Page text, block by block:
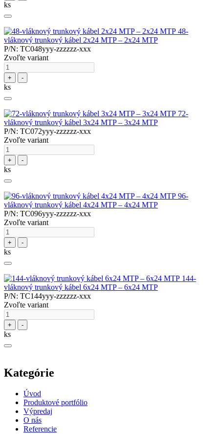
ks
48-
vláknový trunkový kábel 2x24 MTP – 2x24 MTP
P/N: TC048yyy-zzzzzz-xxx
Zvoľte variant
+ -
ks
72-
vláknový trunkový kábel 3x24 MTP – 3x24 MTP
P/N: TC072yyy-zzzzzz-xxx
Zvoľte variant
+ -
ks
96-
vláknový trunkový kábel 4x24 MTP – 4x24 MTP
P/N: TC096yyy-zzzzzz-xxx
Zvoľte variant
+ -
ks
144-
vláknový trunkový kábel 6x24 MTP – 6x24 MTP
P/N: TC144yyy-zzzzzz-xxx
Zvoľte variant
+ -
ks
Kategórie
Úvod
Produktové portfólio
Výpredaj
O nás
Referencie